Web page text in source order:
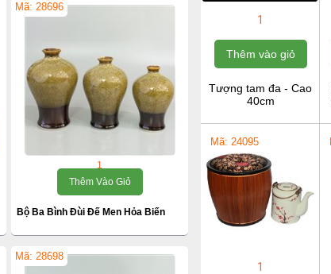
Mã: 28696
1
Thêm Vào Giỏ
Bộ Ba Bình Đùi Đế Men Hỏa Biến
Mã: 28698
1
Thêm vào giỏ
Tượng tam đa - Cao
40cm
Mã: 24095
1